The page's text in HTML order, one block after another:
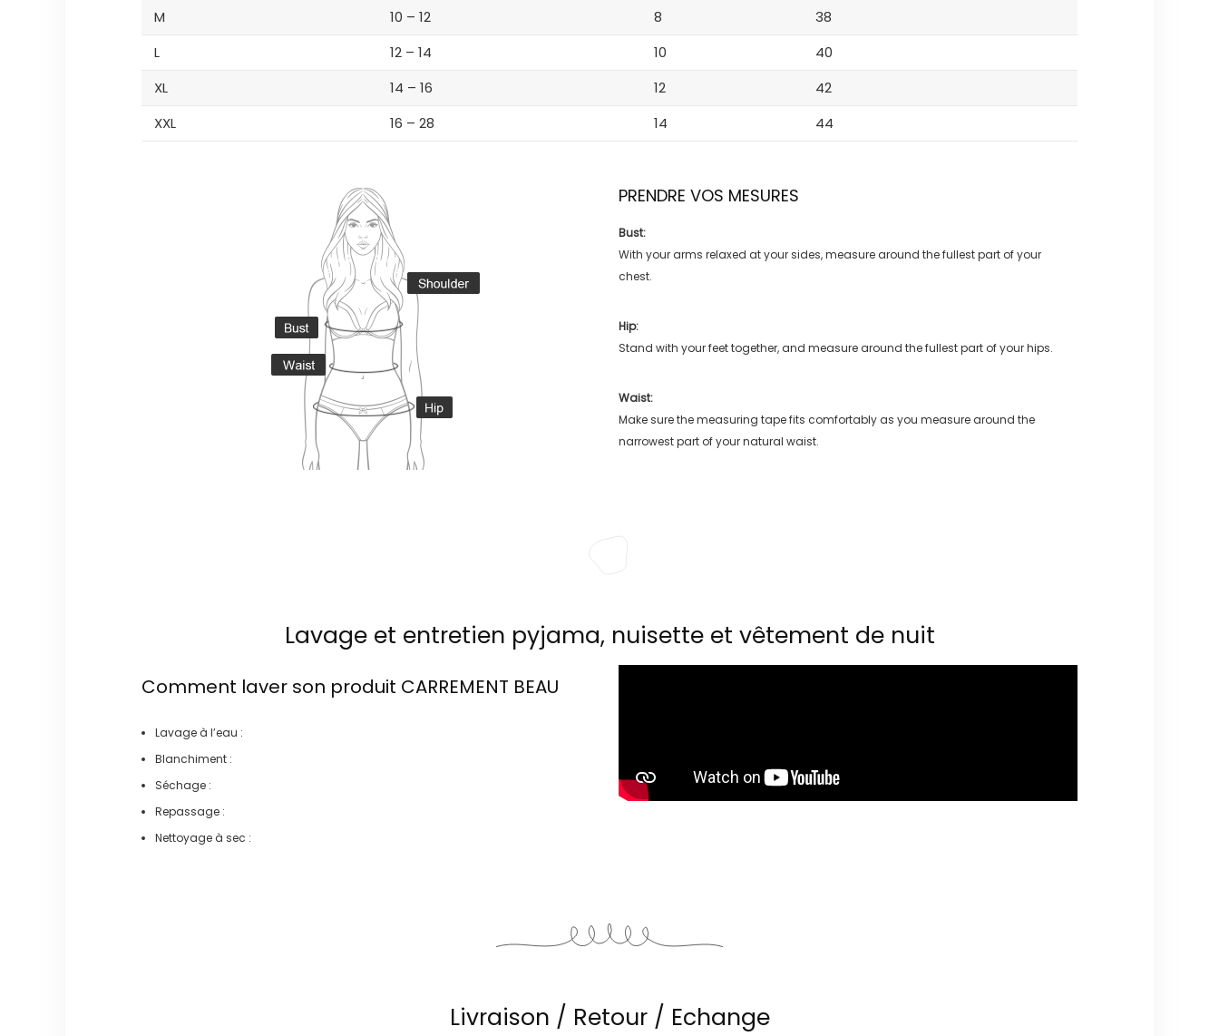
M
10 – 12 8
38
L
12 – 14 10
40
XL
14 – 16 12
42
XXL
16 – 28 14 44
PRENDRE VOS MESURES
Bust:
With your arms relaxed at your sides, measure around the fullest part of your
chest.
Hip:
Stand with your feet together, and measure around the fullest part of your hips.
Waist:
Make sure the measuring tape fits comfortably as you measure around the
narrowest part of your natural waist.
Lavage et entretien pyjama, nuisette et vêtement de nuit
Comment laver son produit CARREMENT BEAU
Lavage à l’eau :
Blanchiment :
Séchage :
Repassage :
Nettoyage à sec :
Livraison / Retour / Echange